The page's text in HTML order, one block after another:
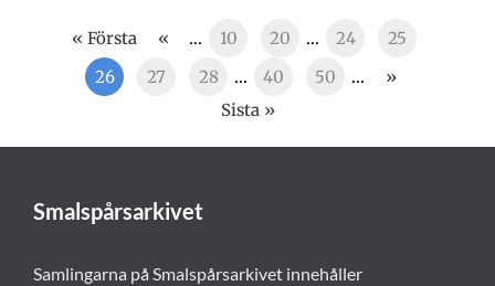
« Första « ... 10 20 ... 24
25
26
27 28 ... 40 50 ...
»
Sista »
Smalspårsarkivet
Samlingarna på Smalspårsarkivet innehåller